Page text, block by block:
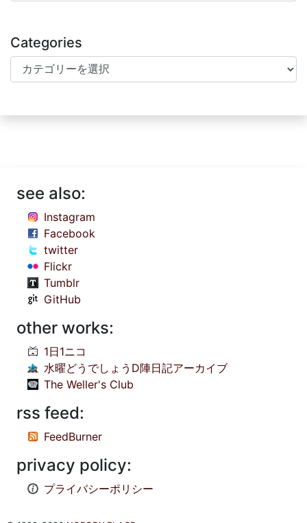
Categories
Categories
see also:
Instagram
Facebook
twitter
Flickr
Tumblr
GitHub
other works:
1日1ニコ
水曜どうでしょうD陣日記アーカイブ
The Weller's Club
rss feed:
FeedBurner
privacy policy:
プライバシーポリシー